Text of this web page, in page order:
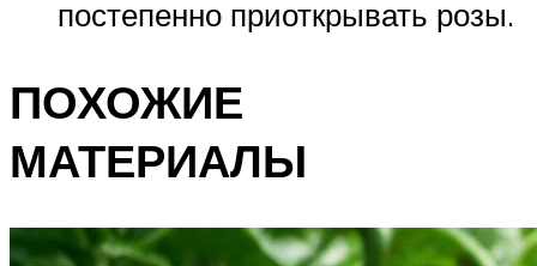
постепенно приоткрывать розы.
ПОХОЖИЕ
МАТЕРИАЛЫ